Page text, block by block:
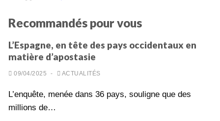
Recommandés pour vous
L’Espagne, en tête des pays occidentaux en
matière d’apostasie
09/04/2025 - ACTUALITÉS
L’enquête, menée dans 36 pays, souligne que des
millions de…